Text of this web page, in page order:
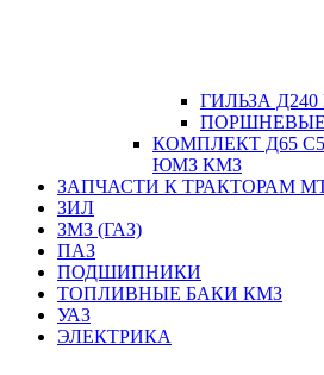
ГИЛЬЗА
ПОРШНЕВЫЕ
КОМПЛЕКТ Д65
ЮМЗ КМЗ
ЗАПЧАСТИ К ТРАКТОРАМ
ЗИЛ
ЗМЗ (ГАЗ)
ПАЗ
ПОДШИПНИКИ
ТОПЛИВНЫЕ БАКИ КМЗ
УАЗ
ЭЛЕКТРИКА